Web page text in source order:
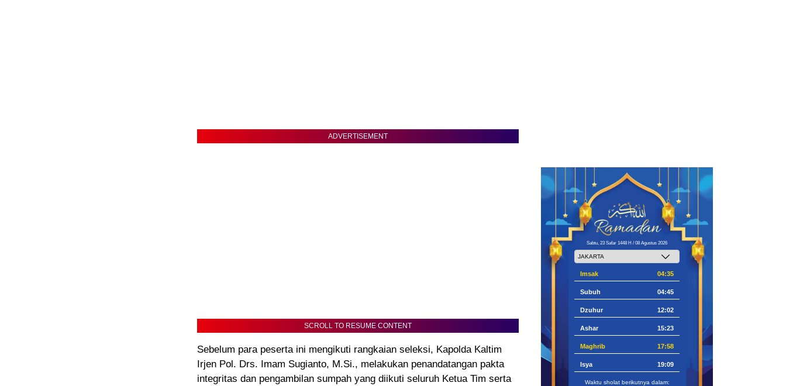
ADVERTISEMENT
SCROLL TO RESUME CONTENT
Sebelum para peserta ini mengikuti rangkaian seleksi, Kapolda Kaltim
Irjen Pol. Drs. Imam Sugianto, M.Si., melakukan penandatangan pakta
integritas dan pengambilan sumpah yang diikuti seluruh Ketua Tim serta
Sabtu, 23 Safar 1448 H / 08 Agustus 2026
Imsak 04:35
Subuh 04:45
Dzuhur 12:02
Ashar 15:23
Maghrib 17:58
Isya 19:09
Waktu sholat berikutnya dalam: